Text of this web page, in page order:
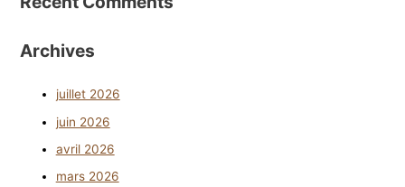
Archives
juillet 2026
juin 2026
avril 2026
mars 2026